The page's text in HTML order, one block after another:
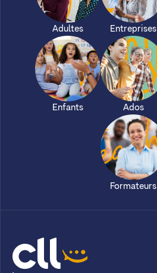
Adultes Entreprises
Enfants Ados
Formateurs